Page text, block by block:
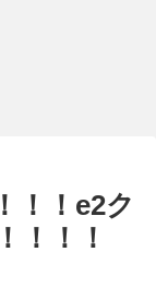
！！e2ク
！！！